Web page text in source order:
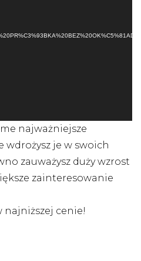
najważniejsze
wdrożysz je w swoich
zauważysz duży wzrost
zainteresowanie
najniższej cenie!